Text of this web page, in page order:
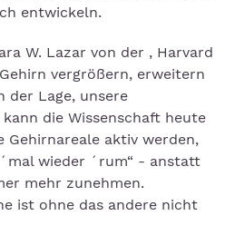
entwickeln.
W. Lazar von der , Harvard
vergrößern, erweitern
der Lage, unsere
die Wissenschaft heute
Gehirnareale aktiv werden,
wieder ´rum“ - anstatt
mehr zunehmen.
ist ohne das andere nicht